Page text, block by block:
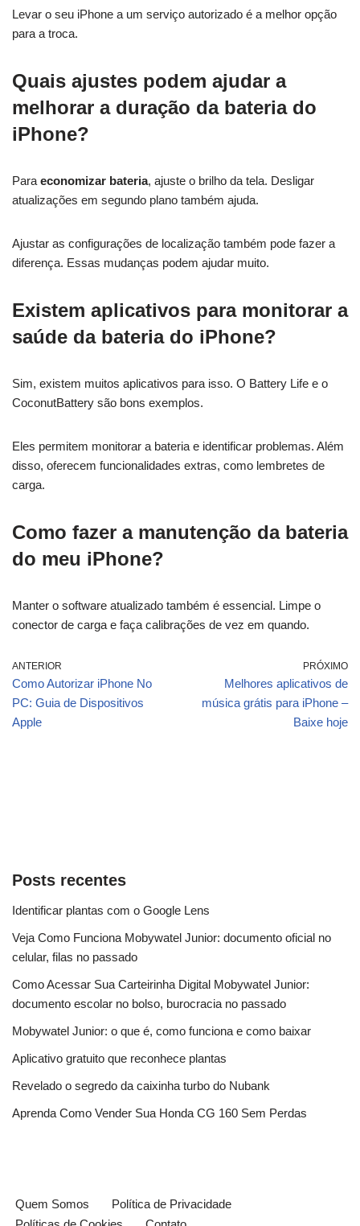
Levar o seu iPhone a um serviço autorizado é a melhor opção
para a troca.
Quais ajustes podem ajudar a
melhorar a duração da bateria do
iPhone?
Para economizar bateria, ajuste o brilho da tela. Desligar
atualizações em segundo plano também ajuda.
Ajustar as configurações de localização também pode fazer a
diferença. Essas mudanças podem ajudar muito.
Existem aplicativos para monitorar a
saúde da bateria do iPhone?
Sim, existem muitos aplicativos para isso. O Battery Life e o
CoconutBattery são bons exemplos.
Eles permitem monitorar a bateria e identificar problemas. Além
disso, oferecem funcionalidades extras, como lembretes de
carga.
Como fazer a manutenção da bateria
do meu iPhone?
Manter o software atualizado também é essencial. Limpe o
conector de carga e faça calibrações de vez em quando.
ANTERIOR
Como Autorizar iPhone No
PC: Guia de Dispositivos
Apple
PRÓXIMO
Melhores aplicativos de
música grátis para iPhone –
Baixe hoje
Posts recentes
Identificar plantas com o Google Lens
Veja Como Funciona Mobywatel Junior: documento oficial no
celular, filas no passado
Como Acessar Sua Carteirinha Digital Mobywatel Junior:
documento escolar no bolso, burocracia no passado
Mobywatel Junior: o que é, como funciona e como baixar
Aplicativo gratuito que reconhece plantas
Revelado o segredo da caixinha turbo do Nubank
Aprenda Como Vender Sua Honda CG 160 Sem Perdas
Quem Somos
Política de Privacidade